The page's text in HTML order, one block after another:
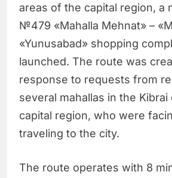
areas of the capital region, a
№479 «Mahalla Mehnat» –
«Yunusabad» shopping
launched. The route was
response to requests from
several mahallas in the
capital region, who were
traveling to the city.
The route operates with 8